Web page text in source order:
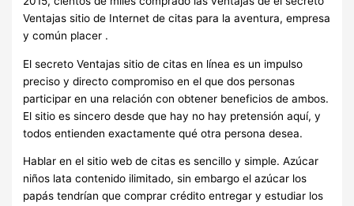
Ventajas sitio de Internet de citas para la aventura, empresa
y común placer .
El secreto Ventajas sitio de citas en línea es un impulso
preciso y directo compromiso en el que dos personas
participar en una relación con obtener beneficios de ambos.
El sitio es sincero desde que hay no hay pretensión aquí, y
todos entienden exactamente qué otra persona desea.
Hablar en el sitio web de citas es sencillo y simple. Azúcar
niños lata contenido ilimitado, sin embargo el azúcar los
papás tendrían que comprar crédito entregar y estudiar los